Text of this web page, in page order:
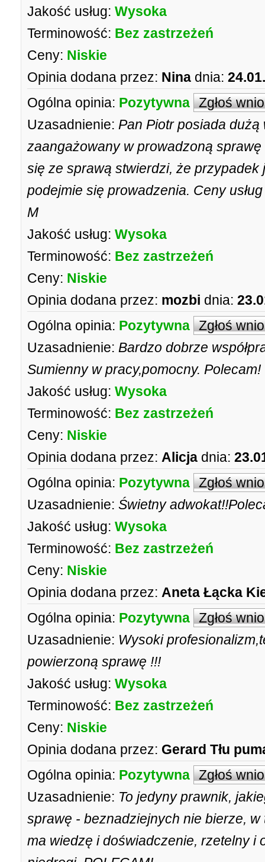
Jakość usług: Wysoka
Terminowość: Bez zastrzeżeń
Ceny: Niskie
Opinia dodana przez: Nina dnia:
Ogólna opinia: Pozytywna Zgłoś
Uzasadnienie: Pan Piotr posiada
zaangażowany w prowadzoną
się ze sprawą stwierdzi, że przypadek
podejmie się prowadzenia. Ceny
M
Jakość usług: Wysoka
Terminowość: Bez zastrzeżeń
Ceny: Niskie
Opinia dodana przez: mozbi dnia:
Ogólna opinia: Pozytywna Zgłoś
Uzasadnienie: Bardzo dobrze
Sumienny w pracy,pomocny. Polecam!
Jakość usług: Wysoka
Terminowość: Bez zastrzeżeń
Ceny: Niskie
Opinia dodana przez: Alicja dnia:
Ogólna opinia: Pozytywna Zgłoś
Uzasadnienie: Świetny
Jakość usług: Wysoka
Terminowość: Bez zastrzeżeń
Ceny: Niskie
Opinia dodana przez: Aneta Łącka
Ogólna opinia: Pozytywna Zgłoś
Uzasadnienie: Wysoki
powierzoną sprawę !!!
Jakość usług: Wysoka
Terminowość: Bez zastrzeżeń
Ceny: Niskie
Opinia dodana przez: Gerard Tłu
Ogólna opinia: Pozytywna Zgłoś
Uzasadnienie: To jedyny prawnik,
sprawę - beznadziejnych nie bierze, w
ma wiedzę i doświadczenie, rzetelny i